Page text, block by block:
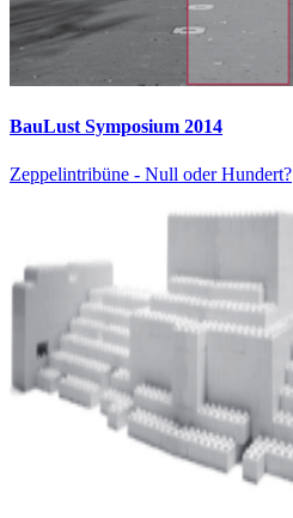
BauLust Symposium 2014
Zeppelintribüne - Null oder Hundert?